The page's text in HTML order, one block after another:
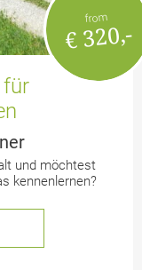
from
€ 320,-
für
und möchtest
kennenlernen?